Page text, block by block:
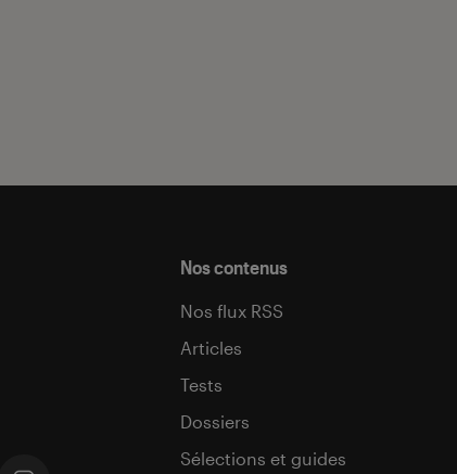
Nos contenus
Nos flux RSS
Articles
Tests
Dossiers
Sélections et guides